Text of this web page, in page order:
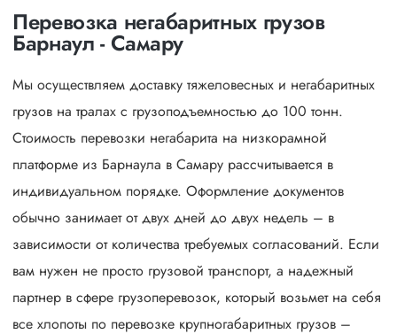
Перевозка негабаритных грузов
Барнаул - Самару
Мы осуществляем доставку тяжеловесных и негабаритных
грузов на тралах с грузоподъемностью до 100 тонн.
Стоимость перевозки негабарита на низкорамной
платформе из Барнаула в Самару рассчитывается в
индивидуальном порядке. Оформление документов
обычно занимает от двух дней до двух недель – в
зависимости от количества требуемых согласований. Если
вам нужен не просто грузовой транспорт, а надежный
партнер в сфере грузоперевозок, который возьмет на себя
все хлопоты по перевозке крупногабаритных грузов –